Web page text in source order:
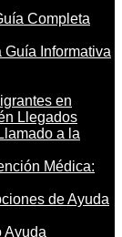
Completa
Informativa
en
Llegados
a la
Médica:
de Ayuda
Ayuda